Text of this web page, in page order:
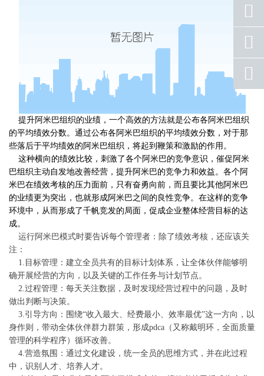
提升阿米巴组织的业绩，一个高效的方法就是公布各阿米巴组织
的平均绩效分数。通过公布各阿米巴组织的平均绩效分数，对于那
些落后于平均绩效的阿米巴组织，将起到鞭策和激励的作用。
这种横向的绩效比较，刺激了各个阿米巴的竞争意识，催促阿米
巴组织主动自发地改善经营，提升阿米巴的竞争力和效益。各个阿
米巴在绩效考核的压力面前，只有奋勇向前，而且要比其他阿米巴
的业绩更为突出，也就形成阿米巴之间的良性竞争。在这样的竞争
环境中，从而形成了千帆竞发的局面，促成企业整体经营目标的达
成。
运行阿米巴模式时要告诉每个管理者：除了绩效考核，还应该关
注：
1.目标管理：建立全员共有的目标计划体系，让全体伙伴能够明
确开展经营的方向，以及关键的工作任务与计划节点。
2.过程管理：每天关注数据，及时发现经营过程中的问题，及时
做出判断与决策。
3.引导方向：围绕“收入最大、经费最小、效率最优”这一方向，以
身作则，带动全体伙伴群力群策，形成pdca（又称戴明环，全面质量
管理的科学程序）循环改善。
4.营造氛围：通过文化建设，统一全员的思维方式，并在此过程
中，识别人才、培养人才。
座机
号码
手机
号码
qq
联系